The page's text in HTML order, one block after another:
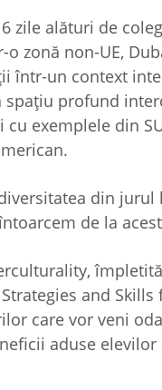
zile alături de
zonă non-UE,
într-un context
profund
exemplele din
din
de la
and
care vor veni
aduse